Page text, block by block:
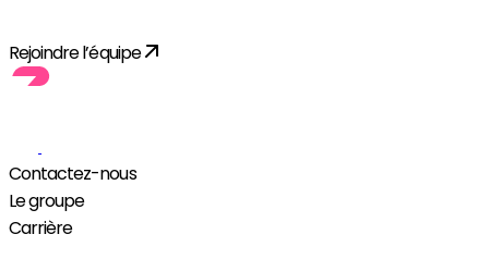
Rejoindre l’équipe
Contactez-nous
Le groupe
Carrière